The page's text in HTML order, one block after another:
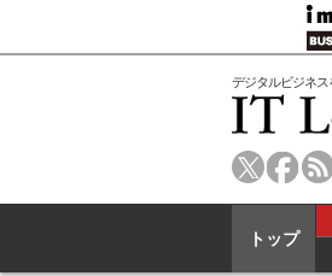
デジタルビジネス
トップ